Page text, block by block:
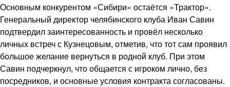
Основным конкурентом «Сибири» остаётся «Трактор».
Генеральный директор челябинского клуба Иван Савин
подтвердил заинтересованность и провёл несколько
личных встреч с Кузнецовым, отметив, что тот сам проявил
большое желание вернуться в родной клуб. При этом
Савин подчеркнул, что общается с игроком лично, без
посредников, и основные условия контракта согласованы.